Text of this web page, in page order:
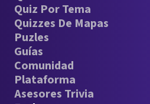
Quiz Por Tema
Quizzes De Mapas
Puzles
Guías
Comunidad
Plataforma
Asesores Trivia